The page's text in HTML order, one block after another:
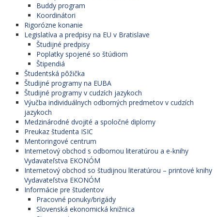
Buddy program
Koordinátori
Rigorózne konanie
Legislatíva a predpisy na EU v Bratislave
Študijné predpisy
Poplatky spojené so štúdiom
Štipendiá
Študentská pôžička
Študijné programy na EUBA
Študijné programy v cudzích jazykoch
Výučba individuálnych odborných predmetov v cudzích
jazykoch
Medzinárodné dvojité a spoločné diplomy
Preukaz študenta ISIC
Mentoringové centrum
Internetový obchod s odbornou literatúrou a e-knihy
Vydavateľstva EKONÓM
Internetový obchod so študijnou literatúrou – printové knihy
Vydavateľstva EKONÓM
Informácie pre študentov
Pracovné ponuky/brigády
Slovenská ekonomická knižnica